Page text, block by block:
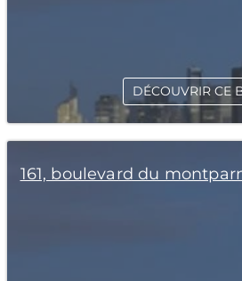
DÉCOUVRIR CE
161, boulevard du